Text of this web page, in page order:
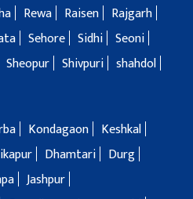
Rewa Raisen
Rajgarh
Sehore Sidhi Seoni
Sheopur Shivpuri shahdol
Kondagaon
Keshkal
Dhamtari
Durg
Jashpur